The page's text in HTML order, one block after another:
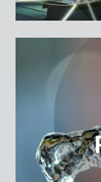
Biodiversität